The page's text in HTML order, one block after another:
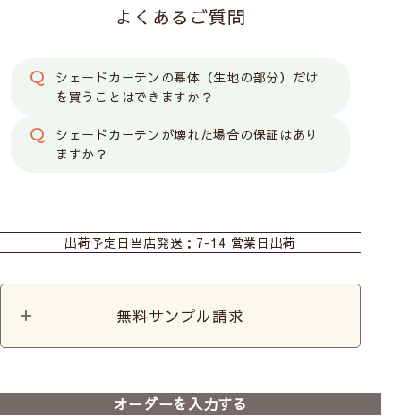
よくあるご質問
シェードカーテンの幕体（生地の部分）だけ
を買うことはできますか？
シェードカーテンが壊れた場合の保証はあり
ますか？
ロール出荷予定日 当店発送：7-14 営業日出荷
無料サンプル請求
オーダーを入力する